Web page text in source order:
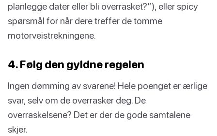
planlegge dater eller bli overrasket?”), eller spicy
spørsmål for når dere treffer de tomme
motorveistrekningene.
4. Følg den gyldne regelen
Ingen dømming av svarene! Hele poenget er ærlige
svar, selv om de overrasker deg. De
overraskelsene? Det er der de gode samtalene
skjer.